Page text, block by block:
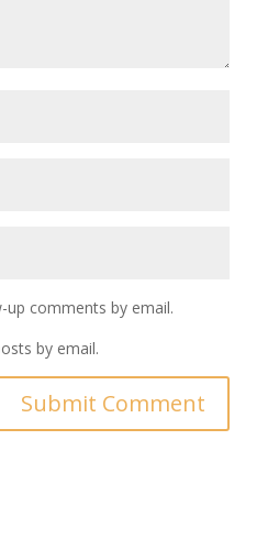
comments by email.
by email.